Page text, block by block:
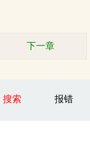
下一章
搜索 报错